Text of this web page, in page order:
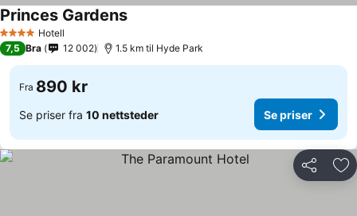
4 StjernerHotell
Princes Gardens
7,5 Bra 12 002 1.5 km til Hyde Park
Fra 890 kr
Se priser fra 10 nettsteder Se priser
Del